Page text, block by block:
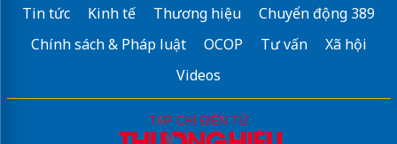
Sửa máy rửa bát bosch
cửa trượt quay 4 cánh nhôm xingfa
Tin tức Kinh tế Thương hiệu
Chuyển động 389
Chính sách & Pháp luật
OCOP Tư vấn
Xã hội
Videos